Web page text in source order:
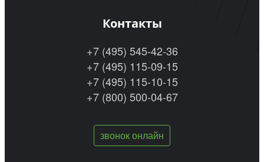
Контакты
+7 (495) 545-42-36
+7 (495) 115-09-15
+7 (495) 115-10-15
+7 (800) 500-04-67
звонок онлайн